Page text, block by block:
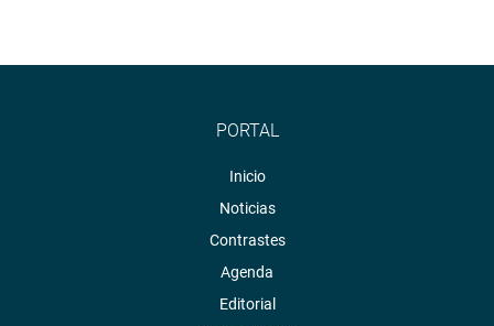
PORTAL
Inicio
Noticias
Contrastes
Agenda
Editorial